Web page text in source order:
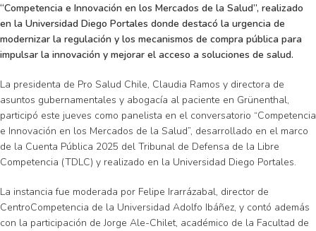
“Competencia e Innovación en los Mercados de la Salud”, realizado
en la Universidad Diego Portales donde destacó la urgencia de
modernizar la regulación y los mecanismos de compra pública para
impulsar la innovación y mejorar el acceso a soluciones de salud.
La presidenta de Pro Salud Chile, Claudia Ramos y directora de
asuntos gubernamentales y abogacía al paciente en Grünenthal,
participó este jueves como panelista en el conversatorio “Competencia
e Innovación en los Mercados de la Salud”, desarrollado en el marco
de la Cuenta Pública 2025 del Tribunal de Defensa de la Libre
Competencia (TDLC) y realizado en la Universidad Diego Portales.
La instancia fue moderada por Felipe Irarrázabal, director de
CentroCompetencia de la Universidad Adolfo Ibáñez, y contó además
con la participación de Jorge Ale-Chilet, académico de la Facultad de